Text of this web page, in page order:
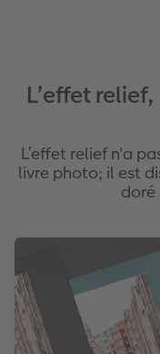
L’effet
L’effet relief n'a
livre photo; il est
doré